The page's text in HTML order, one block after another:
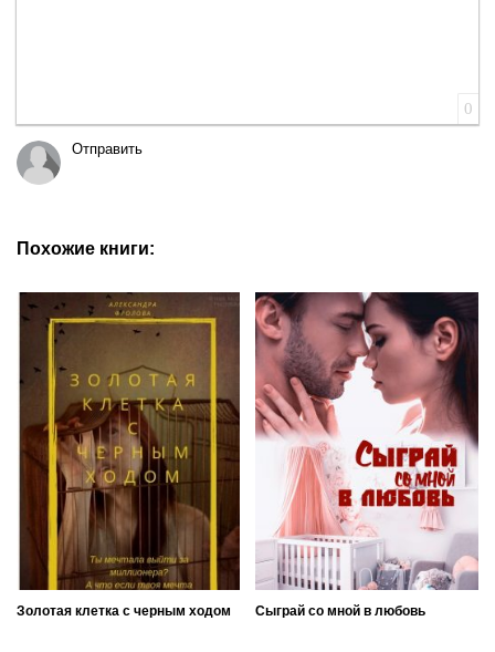
0
Отправить
Похожие книги:
Золотая клетка с черным ходом Сыграй со мной в любовь